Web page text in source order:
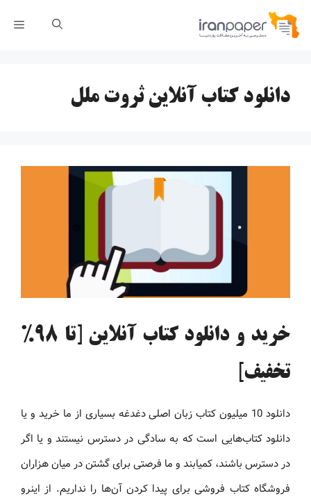
پرش
دانلود کتاب آنلاین ثروت ملل
خرید و دانلود کتاب آنلاین [تا 98%
تخفیف]
دانلود 10 میلیون کتاب زبان اصلی دغدغه بسیاری از ما خرید و یا
دانلود کتاب‌هایی است که به سادگی در دسترس نیستند و یا اگر
در دسترس باشند، کمیابند و ما فرصتی برای گشتن در میان هزاران
فروشگاه کتاب فروشی برای پیدا کردن آن‌ها را نداریم. از اینرو